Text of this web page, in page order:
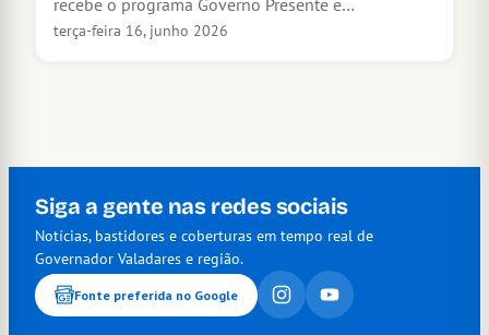
recebe o programa Governo Presente e…
terça-feira 16, junho 2026
Siga a gente nas redes sociais
Notícias, bastidores e coberturas em tempo real de
Governador Valadares e região.
Fonte preferida no Google